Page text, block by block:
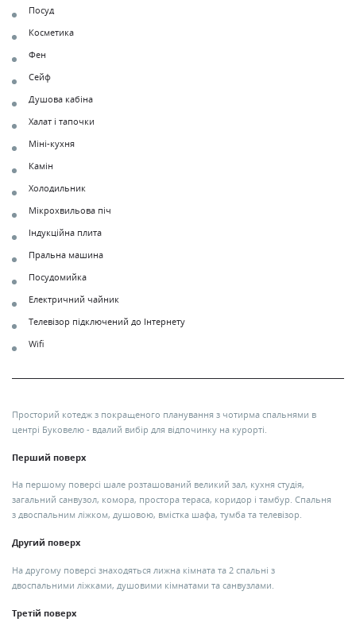
Посуд
Косметика
Фен
Сейф
Душова кабіна
Халат і тапочки
Міні-кухня
Камін
Холодильник
Мікрохвильова піч
Індукційна плита
Пральна машина
Посудомийка
Електричний чайник
Телевізор підключений до Інтернету
Wifi
Просторий котедж з покращеного планування з чотирма спальнями в
центрі Буковелю - вдалий вибір для відпочинку на курорті.
Перший поверх
На першому поверсі шале розташований великий зал, кухня студія,
загальний санвузол, комора, простора тераса, коридор і тамбур. Спальня
з двоспальним ліжком, душовою, вмістка шафа, тумба та телевізор.
Другий поверх
На другому поверсі знаходяться лижна кімната та 2 спальні з
двоспальними ліжками, душовими кімнатами та санвузлами.
Третій поверх